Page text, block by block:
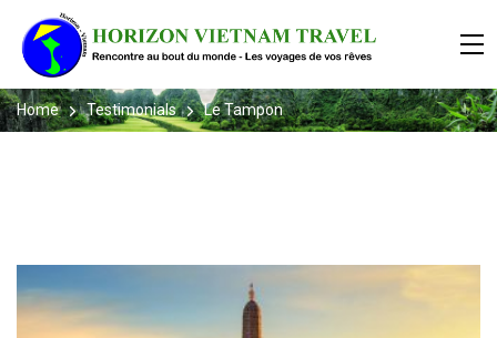
Home Testimonials Le Tampon